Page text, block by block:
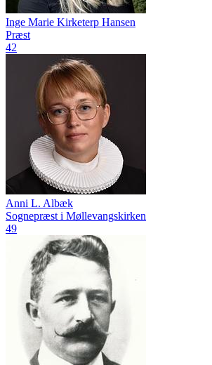
Inge Marie Kirketerp Hansen
Præst
42
Anni L. Albæk
Sognepræst i Møllevangskirken
49